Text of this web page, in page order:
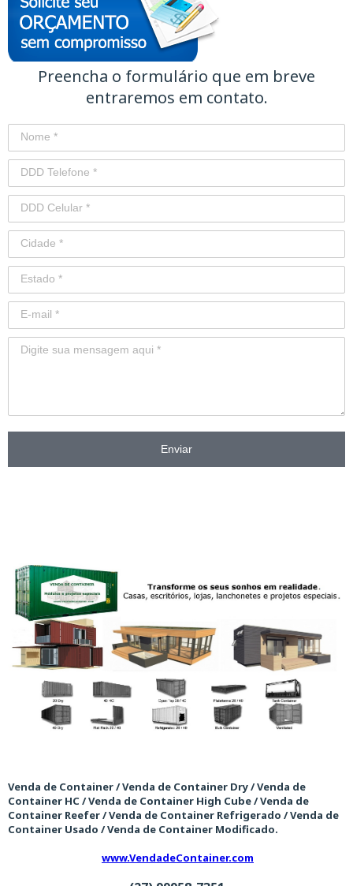
Preencha o formulário que em breve
entraremos em contato.
Enviar
Venda de Container / Venda de Container Dry / Venda de
Container HC / Venda de Container High Cube / Venda de
Container Reefer / Venda de Container Refrigerado / Venda de
Container Usado / Venda de Container Modificado.
www.VendadeContainer.com